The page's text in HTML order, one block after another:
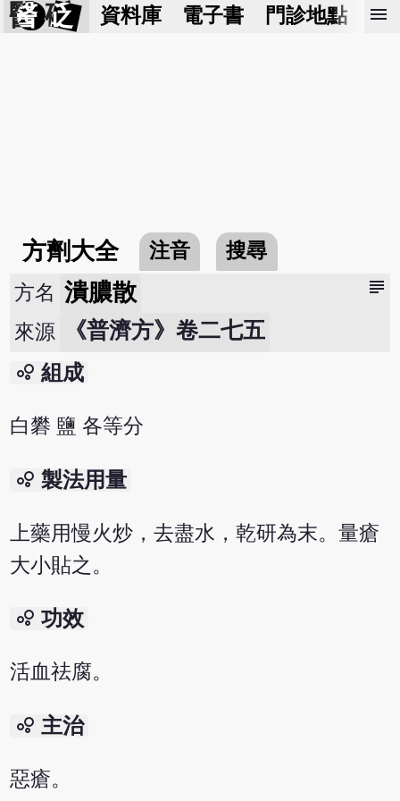
醫 砭 資料庫 電子書 門診地點 預
menu
方劑大全 注音 搜尋
subject
方名 潰膿散
來源 《普濟方》卷二七五
bubble_chart 組成
白礬 鹽 各等分
bubble_chart 製法用量
上藥用慢火炒，去盡水，乾研為末。量瘡
大小貼之。
bubble_chart 功效
活血祛腐。
bubble_chart 主治
惡瘡。